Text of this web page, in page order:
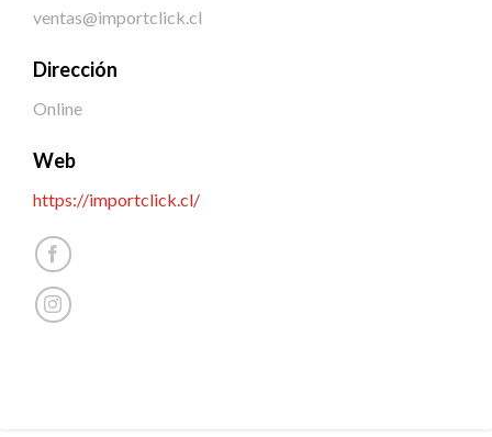
ventas@importclick.cl
Dirección
Online
Web
https://importclick.cl/